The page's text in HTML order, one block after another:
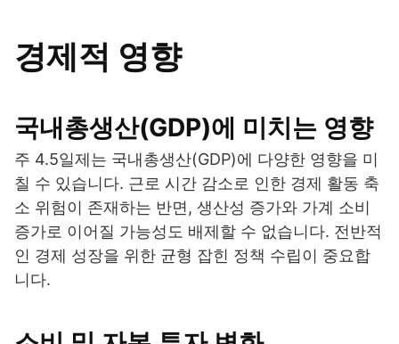
경제적 영향
국내총생산(GDP)에 미치는 영향
주 4.5일제는 국내총생산(GDP)에 다양한 영향을 미
칠 수 있습니다. 근로 시간 감소로 인한 경제 활동 축
소 위험이 존재하는 반면, 생산성 증가와 가계 소비
증가로 이어질 가능성도 배제할 수 없습니다. 전반적
인 경제 성장을 위한 균형 잡힌 정책 수립이 중요합
니다.